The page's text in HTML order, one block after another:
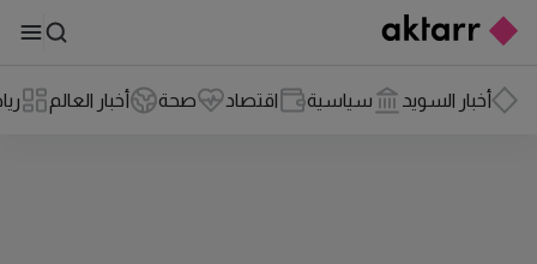
أخبار السويد سياسية اقتصاد صحة أخبار العالم